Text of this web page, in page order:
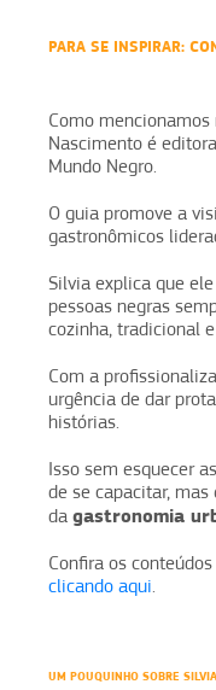
PARA SE INSPIRAR:
Como
Nascimento é
Mundo Negro.
O guia promove a
gastronômicos
Silvia explica que
pessoas negras
cozinha, tradicional
Com a
urgência de dar
histórias.
Isso sem esquecer
de se capacitar,
da gastronomia
Confira os
clicando aqui.
UM POUQUINHO SOBRE